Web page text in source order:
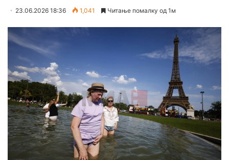
23.06.2026 18:36 1,041 Читање помалку од 1м